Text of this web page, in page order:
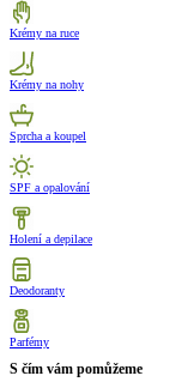
Krémy na ruce
Krémy na nohy
Sprcha a koupel
SPF a opalování
Holení a depilace
Deodoranty
Parfémy
S čím vám pomůžeme